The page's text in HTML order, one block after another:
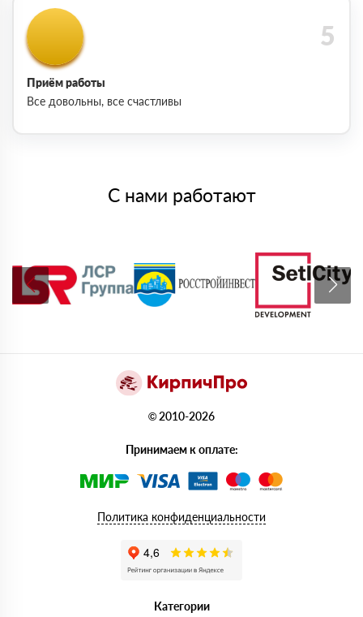
Приём работы
Все довольны, все счастливы
С нами работают
© 2010-2026
Принимаем к оплате:
Политика конфиденциальности
Категории